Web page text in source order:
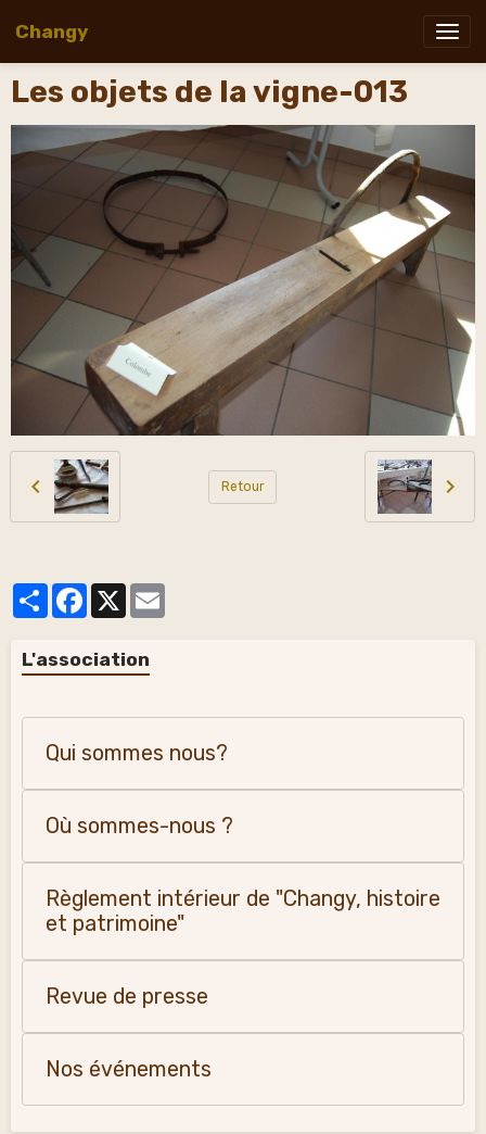
Changy
Les objets de la vigne-013
Retour
PartagerFacebook
L'association
Qui sommes nous?
Où sommes-nous ?
Règlement intérieur de "Changy, histoire
et patrimoine"
Revue de presse
Nos événements